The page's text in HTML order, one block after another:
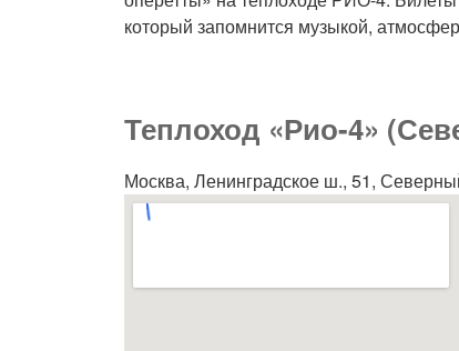
который запомнится музыкой,
Теплоход «Рио-4»
Москва, Ленинградское ш., 51,